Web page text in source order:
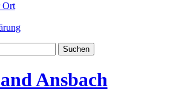
Ort
Ansbach